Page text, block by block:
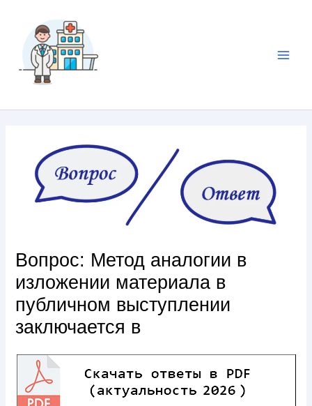
Вопрос: Метод аналогии в
изложении материала в
публичном выступлении
заключается в